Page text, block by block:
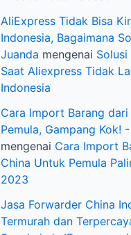
AliExpress Tidak Bisa
Indonesia, Bagaimana
Juanda mengenai Solusi
Saat Aliexpress Tidak
Indonesia
Cara Import Barang dari
Pemula, Gampang Kok!
mengenai Cara Import
China Untuk Pemula
2023
Jasa Forwarder China
Termurah dan